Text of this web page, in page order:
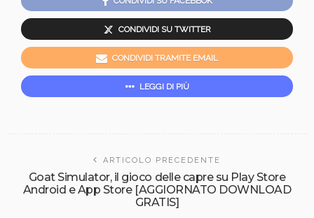
CONDIVIDI SU TWITTER
CONDIVIDI TRAMITE EMAIL
LEGGI DI PIÙ
ARTICOLO PRECEDENTE
Goat Simulator, il gioco delle capre su Play Store
Android e App Store [AGGIORNATO DOWNLOAD
GRATIS]